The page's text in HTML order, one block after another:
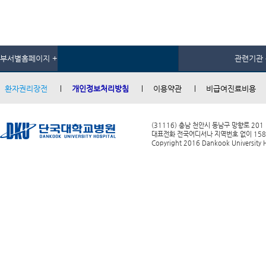
부서별홈페이지 + 관련기관
환자권리장전 개인정보처리방침 이용약관 비급여진료비용
(31116) 충남 천안시 동남구 망향로 201
대표전화 전국어디서나 지역번호 없이
Copyright 2016 Dankook University